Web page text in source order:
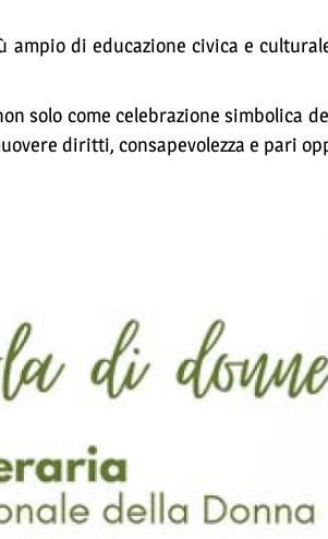
di educazione civica e
solo come celebrazione simbolica
diritti, consapevolezza e pari